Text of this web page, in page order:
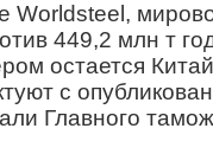
Worldsteel,
449,2 млн т
остается
с
Главного